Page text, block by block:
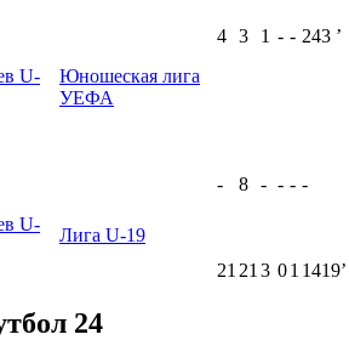
U-
Юношеская лига
УЕФА
4 3 1 - - 243 ʼ
U-
Лига U-19
- 8 - - - -
21 21 3 01 1419ʼ
24